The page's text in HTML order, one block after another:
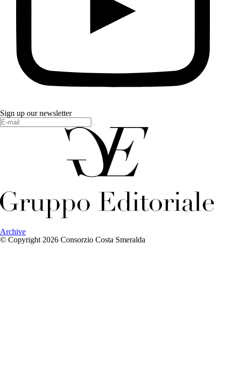
Sign up our newsletter
Archive
© Copyright 2026 Consorzio Costa Smeralda